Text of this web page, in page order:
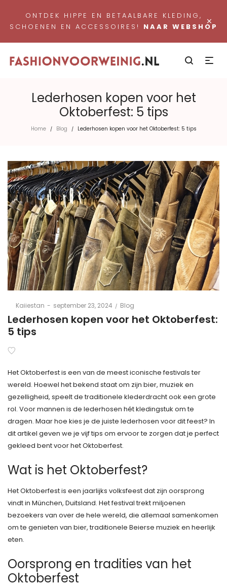
×
ONTDEK HIPPE EN BETAALBARE KLEDING,
SCHOENEN EN ACCESSOIRES! NAAR WEBSHOP
Lederhosen kopen voor het
Oktoberfest: 5 tips
Home / Blog / Lederhosen kopen voor het Oktoberfest: 5 tips
Kaiiestan
Posted
september 23, 2024
Posted
Blog
Lederhosen kopen voor het Oktoberfest:
5 tips
Het Oktoberfest is een van de meest iconische festivals ter
wereld. Hoewel het bekend staat om zijn bier, muziek en
gezelligheid, speelt de traditionele klederdracht ook een grote
rol. Voor mannen is de lederhosen hét kledingstuk om te
dragen. Maar hoe kies je de juiste lederhosen voor dit feest? In
dit artikel geven we je vijf tips om ervoor te zorgen dat je perfect
gekleed bent voor het Oktoberfest.
Wat is het Oktoberfest?
Het Oktoberfest is een jaarlijks volksfeest dat zijn oorsprong
vindt in München, Duitsland. Het festival trekt miljoenen
bezoekers van over de hele wereld, die allemaal samenkomen
om te genieten van bier, traditionele Beierse muziek en heerlijk
eten.
Oorsprong en tradities van het
Oktoberfest